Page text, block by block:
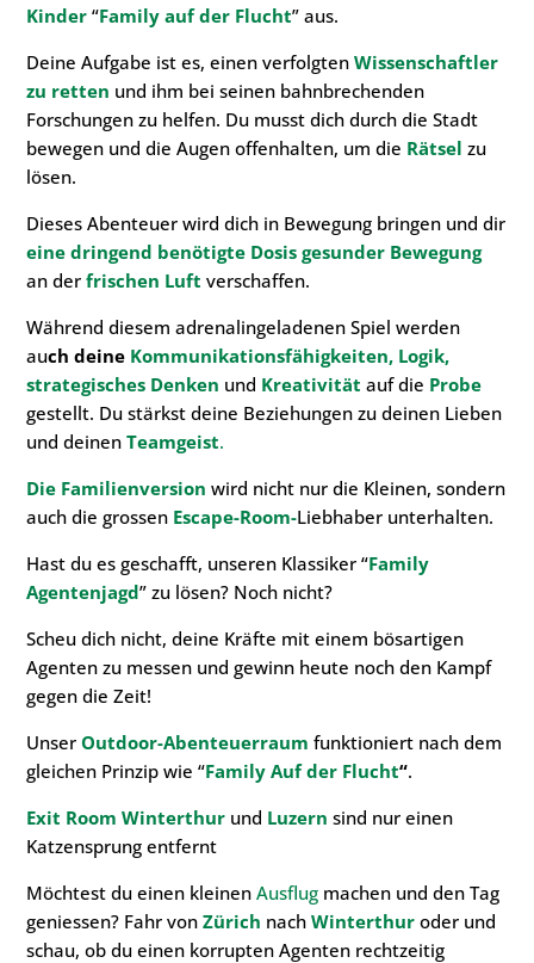
Kinder “Family auf der Flucht” aus.
Deine Aufgabe ist es, einen verfolgtenWissenschaftler
zu retten und ihm bei seinen bahnbrechenden
Forschungen zu helfen. Du musst dich durch die Stadt
bewegen und die Augen offenhalten, um die Rätsel zu
lösen.
Dieses Abenteuer wird dich in Bewegung bringen und dir
eine dringend benötigte Dosis gesunder Bewegung
an der frischen Luft verschaffen.
Während diesem adrenalingeladenen Spiel werden
auch deine Kommunikationsfähigkeiten, Logik,
strategisches Denken und Kreativität auf die Probe
gestellt. Du stärkst deine Beziehungen zu deinen Lieben
und deinenTeamgeist.
Die Familienversion wird nicht nur die Kleinen, sondern
auch die grossen Escape-Room-Liebhaber unterhalten.
Hast du es geschafft, unseren Klassiker “Family
Agentenjagd” zu lösen? Noch nicht?
Scheu dich nicht, deine Kräfte mit einem bösartigen
Agenten zu messen und gewinn heute noch den Kampf
gegen die Zeit!
UnserOutdoor-Abenteuerraum funktioniert nach dem
gleichen Prinzip wie “Family Auf der Flucht“.
Exit Room Winterthur und Luzern sind nur einen
Katzensprung entfernt
Möchtest du einen kleinenAusflug machen und den Tag
geniessen? Fahr von Zürich nachWinterthur oder und
schau, ob du einen korrupten Agenten rechtzeitig